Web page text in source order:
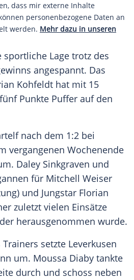
dass mir externe Inhalte
personenbezogene Daten an
werden. Mehr dazu in unseren
Lage trotz des
angespannt. Das
Kohfeldt hat mit 15
Punkte Puffer auf den
nach dem 1:2 bei
vergangenen Wochenende
Daley Sinkgraven und
für Mitchell Weiser
und Jungstar Florian
zuletzt vielen Einsätze
herausgenommen wurde.
setzte Leverkusen
um. Moussa Diaby tankte
durch und schoss neben